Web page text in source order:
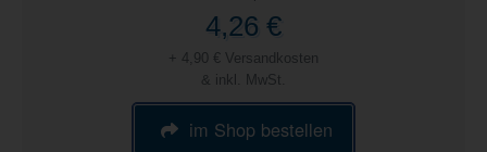
4,26 €
+ 4,90 € Versandkosten
& inkl. MwSt.
im Shop bestellen